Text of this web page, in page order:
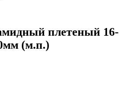
плетеный 16-
(м.п.)